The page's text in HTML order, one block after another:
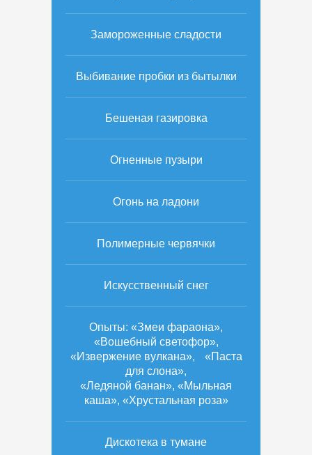
Замороженные сладости
Выбивание пробки из бытылки
Бешеная газировка
Огненные пузыри
Огонь на ладони
Полимерные червячки
Искусственный снег
Опыты: «Змеи фараона»,
«Вошебный светофор»,
«Извержение вулкана», «Паста
для слона»,
«Ледяной банан», «Мыльная
каша», «Хрустальная роза»
Дискотека в тумане